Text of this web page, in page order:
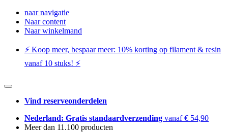
naar navigatie
Naar content
Naar winkelmand
⚡️ Koop meer, bespaar meer: ​​10% korting op filament & resin
vanaf 10 stuks! ⚡️
Vind reserveonderdelen
Nederland: Gratis standaardverzending vanaf € 54,90
Meer dan 11.100 producten